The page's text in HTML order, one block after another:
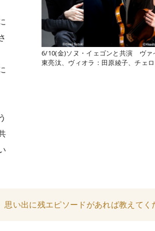
6/10(金)ソヌ・イェゴンと共演 ヴァ
東亮汰、ヴィオラ：田原綾子、チェ
い出に残エピソードがあれば教えてく